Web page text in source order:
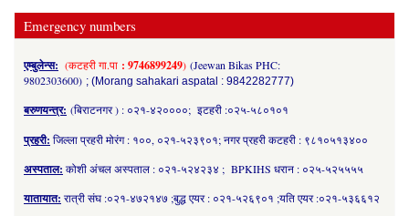
Emergency numbers
एम्बुलेन्स: (कटहरी गा.पा : 9746899249) (Jeewan Bikas PHC:
9802303600) ; (Morang sahakari aspatal : 9842282777)
बरुणयन्त्र: (बिराटनगर ) : ०२१-४२००००; इटहरी :०२५-५८०१०१
प्रहरी: जिल्ला प्रहरी मोरंग : १००, ०२१-५२३९०१; नगर प्रहरी कटहरी : ९८१०५१३४००
अस्पताल: कोशी अंचल अस्पताल : ०२१-५२४२३४ ; BPKIHS धरान : ०२५-५२५५५५
यातायात: रात्री संघ :०२१-४७२१४७ ;बुद्ध एयर : ०२१-५२६९०१ ;यति एयर :०२१-५३६६१२